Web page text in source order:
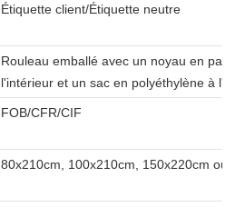
Étiquette client/Étiquette neutre
Rouleau emballé avec un noyau en
l'intérieur et un sac en polyéthylène à
FOB/CFR/CIF
80x210cm, 100x210cm, 150x220cm ou